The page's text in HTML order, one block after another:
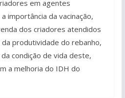
em agentes
importância da vacinação,
dos criadores atendidos
produtividade do rebanho,
condição de vida deste,
a melhoria do IDH do